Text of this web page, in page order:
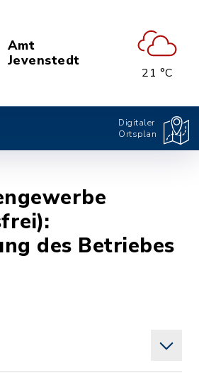
Amt
Jevenstedt
21 °C
Digitaler
Ortsplan
des Betriebes